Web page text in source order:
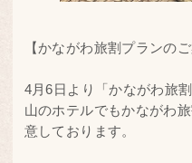
【かながわ旅割プランのご
4月6日より「かながわ旅
山のホテルでもかながわ
意しております。